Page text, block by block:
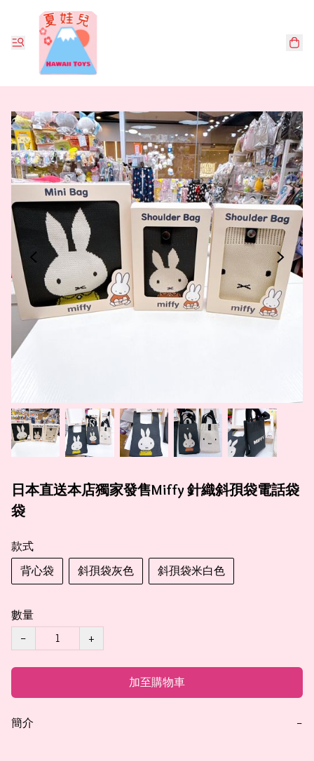
日本直送本店獨家發售Miffy 針織斜孭袋電話袋
袋
款式
背心袋
斜孭袋灰色 斜孭袋米白色
數量
−
+
加至購物車
簡介 −